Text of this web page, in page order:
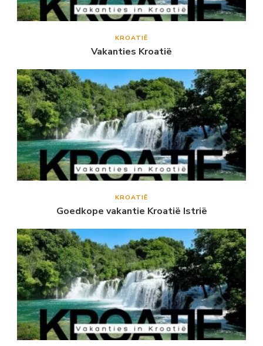
KROATIË
Vakanties Kroatië
KROATIË
Goedkope vakantie Kroatië Istrië